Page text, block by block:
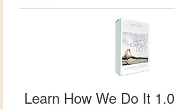
Learn How We Do It 1.0